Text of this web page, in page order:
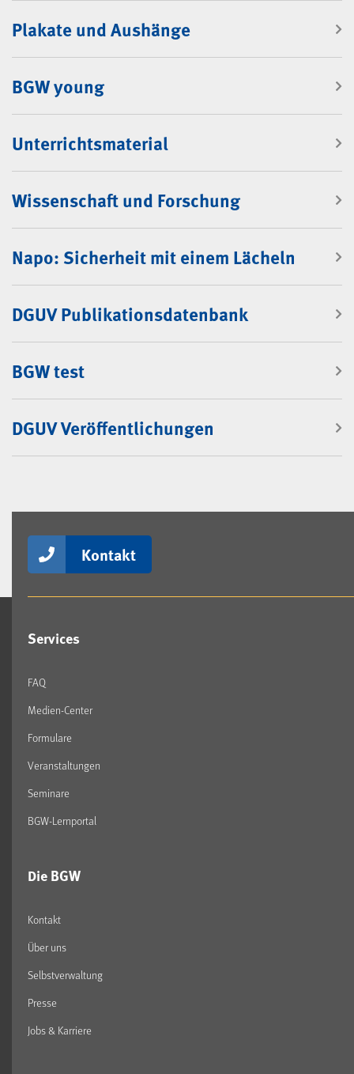
Plakate und Aushänge
BGW young
Unterrichtsmaterial
Wissenschaft und Forschung
Napo: Sicherheit mit einem Lächeln
DGUV Publikationsdatenbank
BGW test
DGUV Veröffentlichungen
Kontakt
Services
FAQ
Medien-Center
Formulare
Veranstaltungen
Seminare
BGW-Lernportal
Die BGW
Kontakt
Über uns
Selbstverwaltung
Presse
Jobs & Karriere